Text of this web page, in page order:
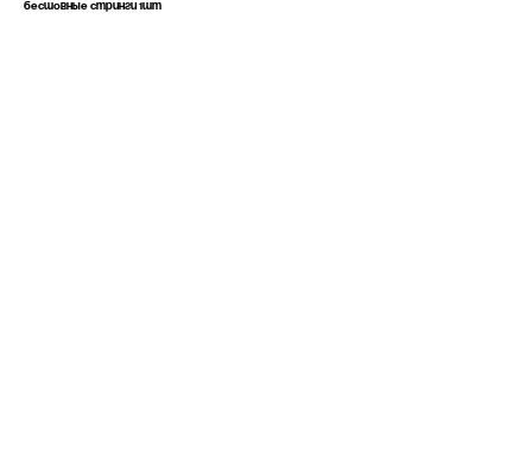
Бесшовные стринги 1шт